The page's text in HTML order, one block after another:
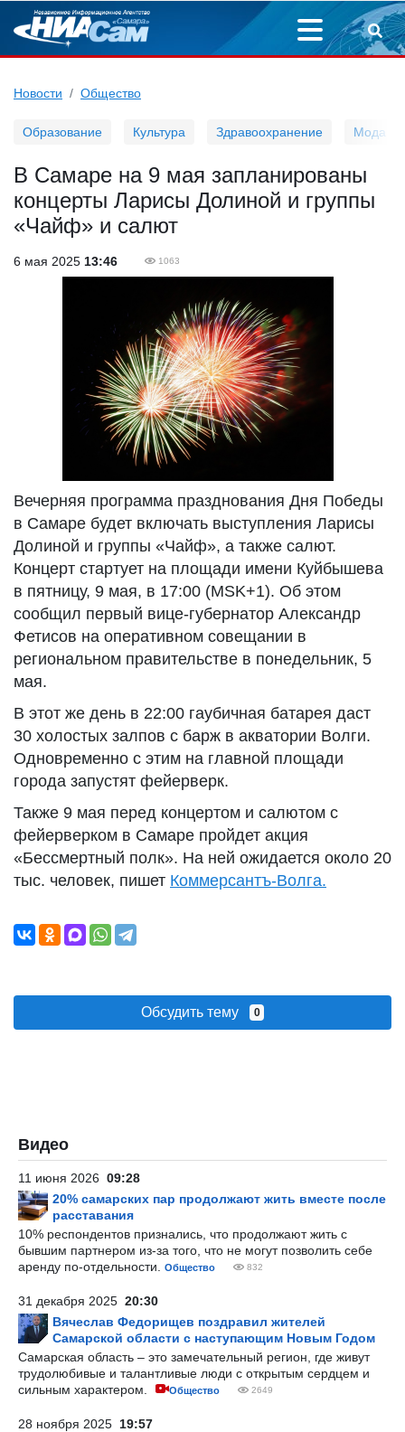
Новости Общество
Образование Культура Здравоохранение Мода
В Самаре на 9 мая запланированы
концерты Ларисы Долиной и группы
«Чайф» и салют
6 мая 2025 13:46 1063
Вечерняя программа празднования Дня Победы
в Самаре будет включать выступления Ларисы
Долиной и группы «Чайф», а также салют.
Концерт стартует на площади имени Куйбышева
в пятницу, 9 мая, в 17:00 (MSK+1). Об этом
сообщил первый вице-губернатор Александр
Фетисов на оперативном совещании в
региональном правительстве в понедельник, 5
мая.
В этот же день в 22:00 гаубичная батарея даст
30 холостых залпов с барж в акватории Волги.
Одновременно с этим на главной площади
города запустят фейерверк.
Также 9 мая перед концертом и салютом с
фейерверком в Самаре пройдет акция
«Бессмертный полк». На ней ожидается около 20
тыс. человек, пишет Коммерсантъ-Волга.
Обсудить тему 0
Видео
11 июня 2026 09:28
20% самарских пар продолжают жить вместе после
расставания
10% респондентов признались, что продолжают жить с
бывшим партнером из-за того, что не могут позволить себе
аренду по-отдельности.
Общество 832
31 декабря 2025 20:30
Вячеслав Федорищев поздравил жителей
Самарской области с наступающим Новым Годом
Самарская область – это замечательный регион, где живут
трудолюбивые и талантливые люди с открытым сердцем и
сильным характером.
Общество 2649
28 ноября 2025 19:57